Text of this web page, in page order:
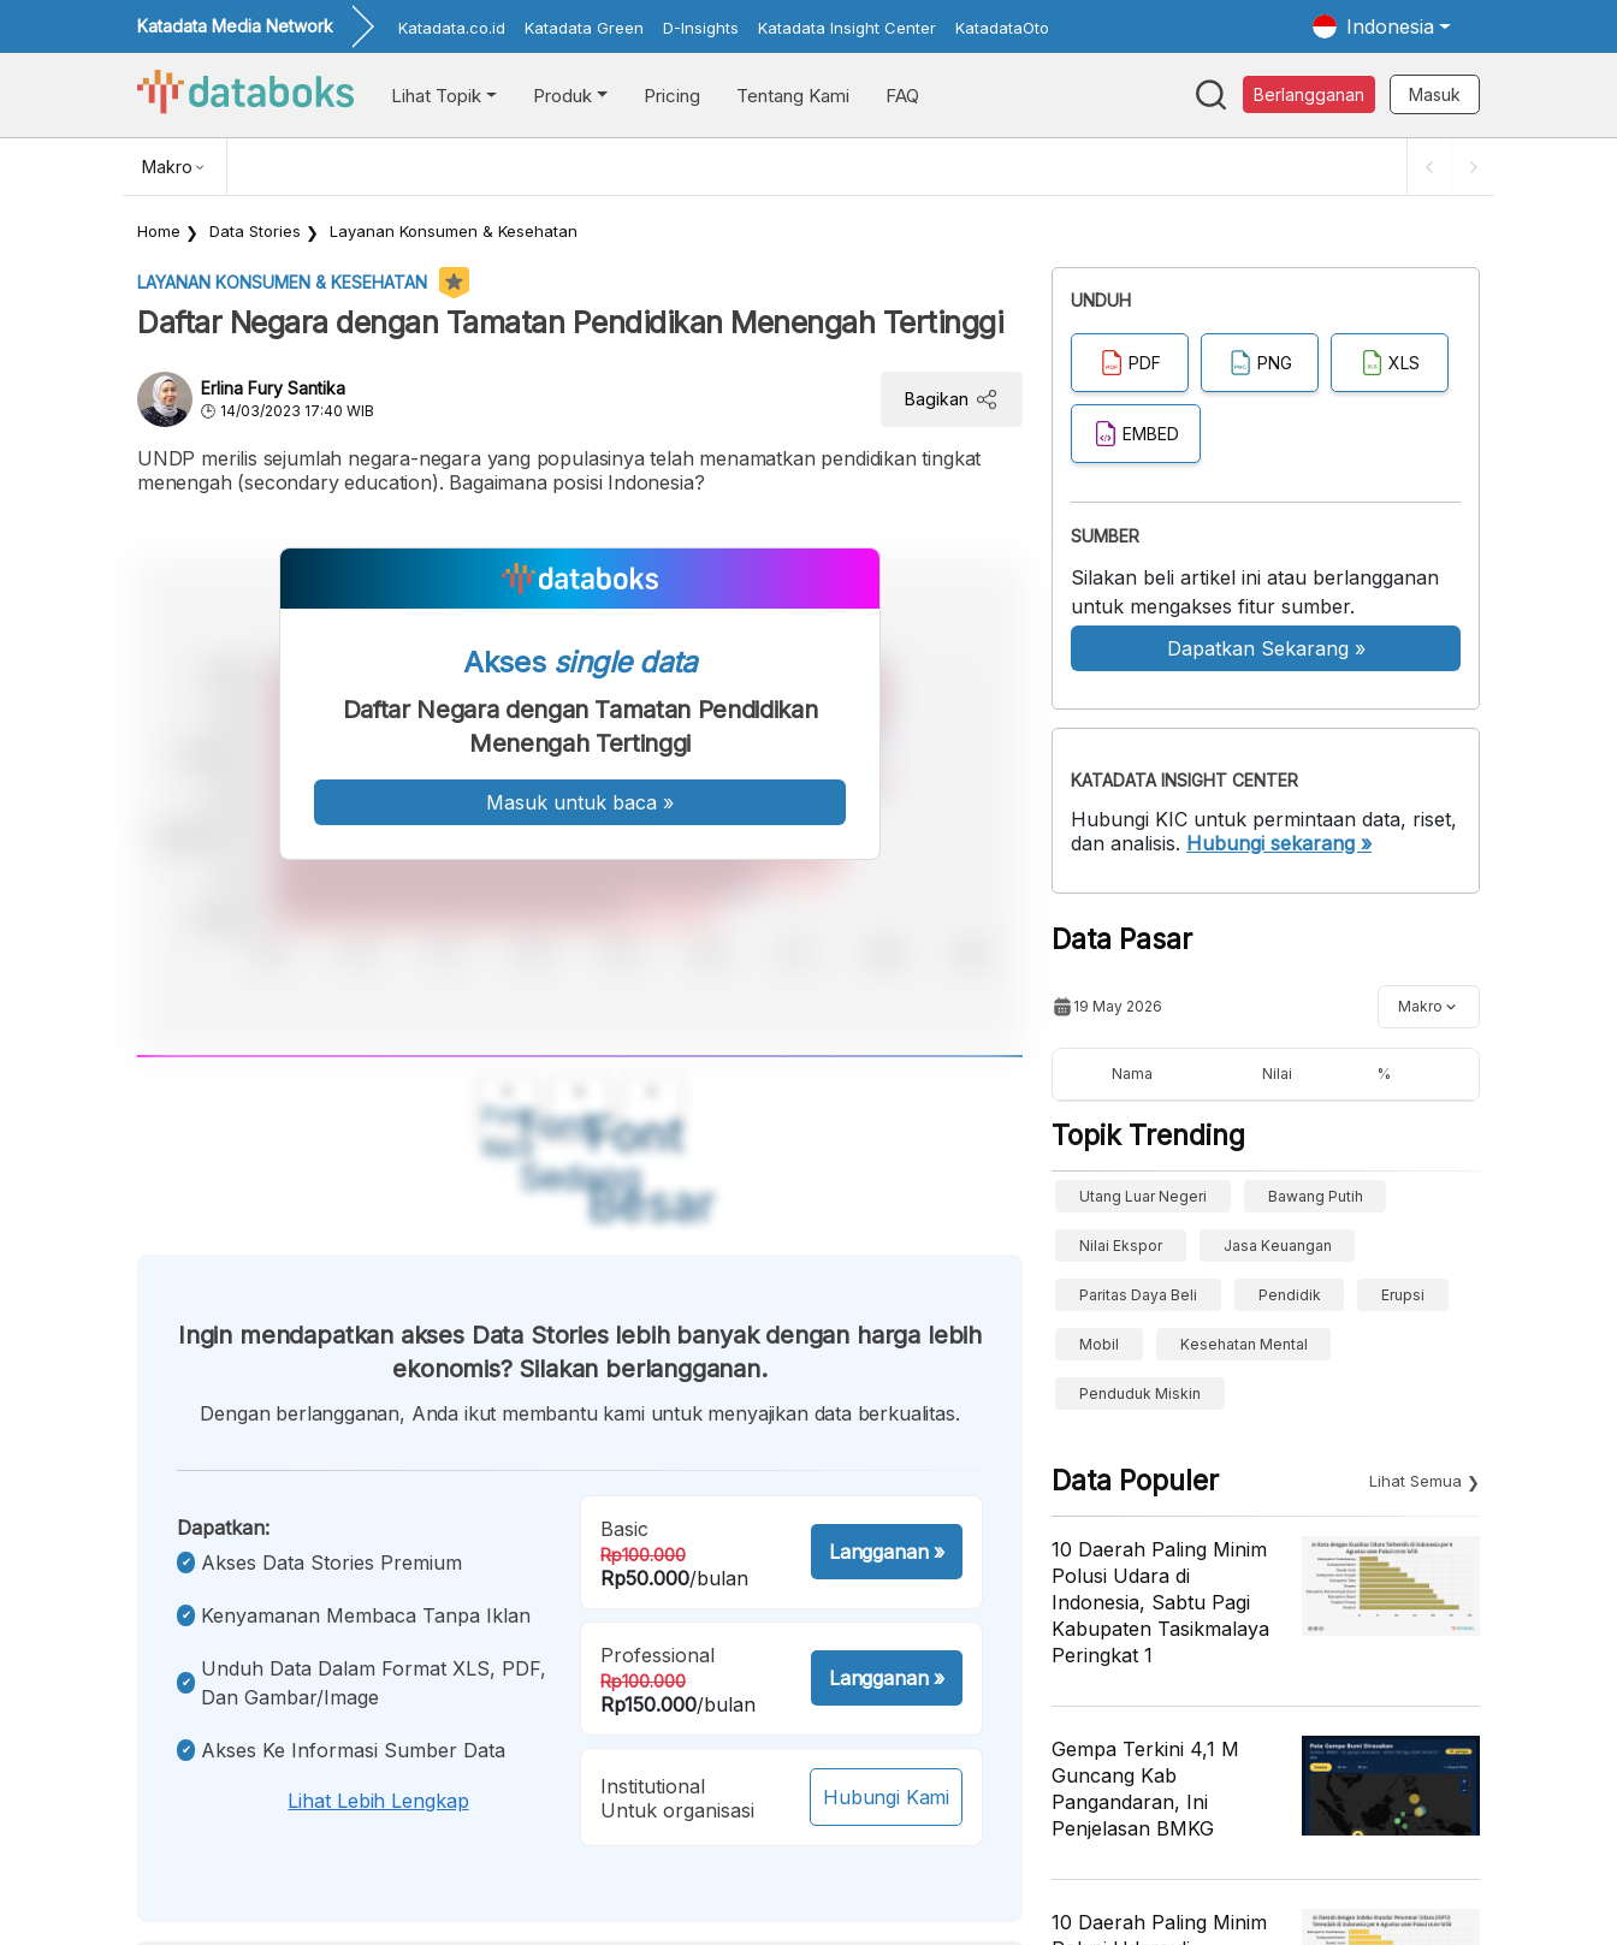
Katadata Media Network Katadata.co.id Katadata Green D-Insights Katadata Insight Center KatadataOto Indonesia
Lihat Topik Produk Pricing Tentang Kami FAQ Berlangganan Masuk
Makro
Home Data Stories Layanan Konsumen & Kesehatan
LAYANAN KONSUMEN & KESEHATAN
Daftar Negara dengan Tamatan Pendidikan Menengah Tertinggi
Erlina Fury Santika
14/03/2023 17:40 WIB
Bagikan
UNDP merilis sejumlah negara-negara yang populasinya telah menamatkan pendidikan tingkat
menengah (secondary education). Bagaimana posisi Indonesia?
Font
Kecil
Font
Sedang
Font
Besar
Akses single data
Daftar Negara dengan Tamatan Pendidikan
Menengah Tertinggi
Masuk untuk baca »
Ingin mendapatkan akses Data Stories lebih banyak dengan harga lebih
ekonomis? Silakan berlangganan.
Dengan berlangganan, Anda ikut membantu kami untuk menyajikan data berkualitas.
Dapatkan:
Akses Data Stories Premium
Kenyamanan Membaca Tanpa Iklan
Unduh Data Dalam Format XLS, PDF,
Dan Gambar/image
Akses Ke Informasi Sumber Data
Lihat Lebih Lengkap
Basic
Rp100.000
Rp50.000/bulan
Langganan»
Professional
Rp100.000
Rp150.000/bulan
Langganan»
Institutional
Untuk organisasi
Hubungi Kami
UNDUH
PDF PNG XLS
EMBED
SUMBER
Silakan beli artikel ini atau berlangganan
untuk mengakses fitur sumber.
Dapatkan Sekarang »
KATADATA INSIGHT CENTER
Hubungi KIC untuk permintaan data, riset,
dan analisis. Hubungi sekarang »
Data Pasar
19 May 2026 Makro
Nama Nilai %
Topik Trending
Utang Luar Negeri Bawang Putih
Nilai Ekspor Jasa Keuangan
Paritas Daya Beli Pendidik Erupsi
Mobil Kesehatan Mental
Penduduk Miskin
Data Populer Lihat Semua
10 Daerah Paling Minim
Polusi Udara di
Indonesia, Sabtu Pagi
Kabupaten Tasikmalaya
Peringkat 1
Gempa Terkini 4,1 M
Guncang Kab
Pangandaran, Ini
Penjelasan BMKG
10 Daerah Paling Minim